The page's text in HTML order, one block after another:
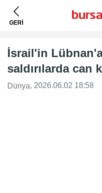
GERİ
İsrail'in
saldırılarda can
Dünya, 2026.06.02 18:58